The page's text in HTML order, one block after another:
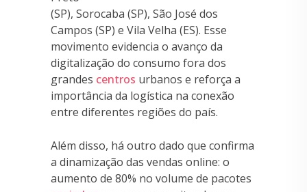
(SP), Sorocaba (SP), São José dos
Campos (SP) e Vila Velha (ES). Esse
movimento evidencia o avanço da
digitalização do consumo fora dos
grandes centros urbanos e reforça a
importância da logística na conexão
entre diferentes regiões do país.
Além disso, há outro dado que confirma
a dinamização das vendas online: o
aumento de 80% no volume de pacotes